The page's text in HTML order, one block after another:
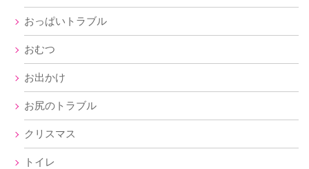
おっぱいトラブル
おむつ
お出かけ
お尻のトラブル
クリスマス
トイレ